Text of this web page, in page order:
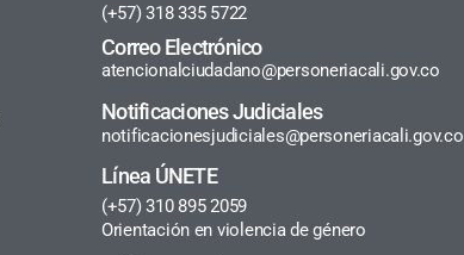
(+57) 318 335 5722
Correo Electrónico
atencionalciudadano@personeriacali.gov.co
Notificaciones Judiciales
notificacionesjudiciales@personeriacali.gov.co
Línea ÚNETE
(+57) 310 895 2059
Orientación en violencia de género